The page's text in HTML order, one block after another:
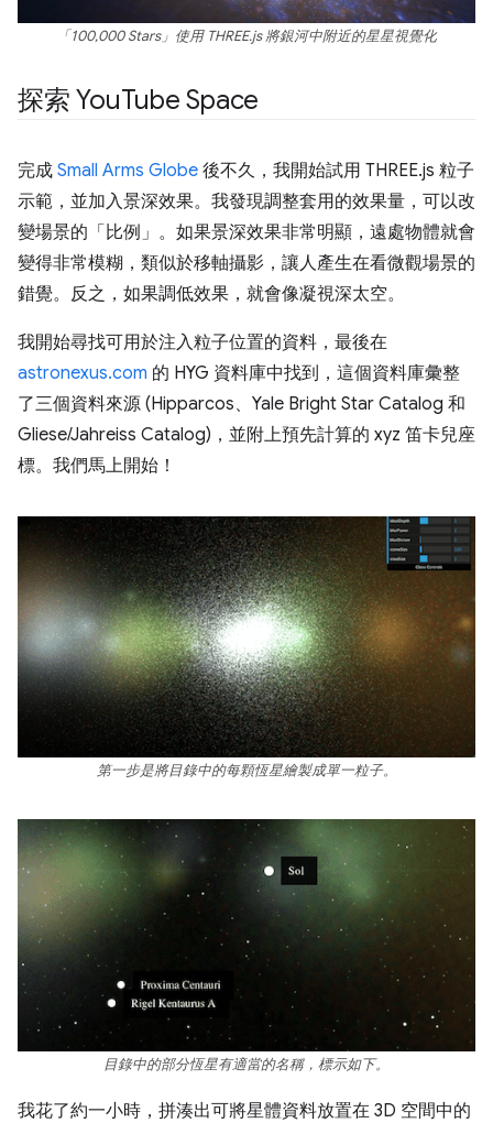
「100,000 Stars」使用 THREE.js 將銀河中附近的星星視覺化
探索 YouTube Space
完成 Small Arms Globe 後不久，我開始試用 THREE.js 粒子
示範，並加入景深效果。我發現調整套用的效果量，可以改
變場景的「比例」。如果景深效果非常明顯，遠處物體就會
變得非常模糊，類似於移軸攝影，讓人產生在看微觀場景的
錯覺。反之，如果調低效果，就會像凝視深太空。
我開始尋找可用於注入粒子位置的資料，最後在
astronexus.com 的 HYG 資料庫中找到，這個資料庫彙整
了三個資料來源 (Hipparcos、Yale Bright Star Catalog 和
Gliese/Jahreiss Catalog)，並附上預先計算的 xyz 笛卡兒座
標。我們馬上開始！
第一步是將目錄中的每顆恆星繪製成單一粒子。
目錄中的部分恆星有適當的名稱，標示如下。
我花了約一小時，拼湊出可將星體資料放置在 3D 空間中的